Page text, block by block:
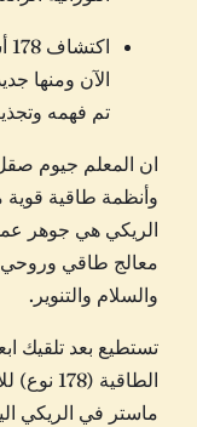
الآن ومنها
تم فهمه
وأنظمة طاقية قوية
الريكي هي جوهر
معالج طاقي وروحي،
والسلام والتنوير.
تستطيع بعد تلقيك
ماستر في الريكي